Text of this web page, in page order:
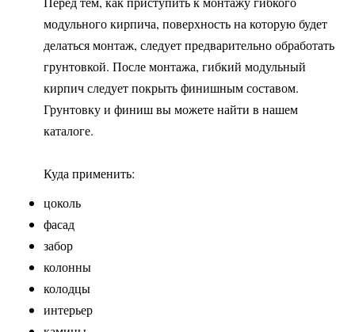
модульного кирпича, поверхность на которую будет
делаться монтаж, следует предварительно обработать
грунтовкой. После монтажа, гибкий модульный
кирпич следует покрыть финишным составом.
Грунтовку и финиш вы можете найти в нашем
каталоге.
Куда применить:
цоколь
фасад
забор
колонны
колодцы
интерьер